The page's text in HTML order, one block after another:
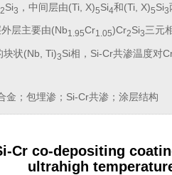
2Si3 ，中间层由(Ti, X)5Si4和(Ti, X)5Si3
层主要由(Nb1.95Cr1.05)Cr2Si3三元
块状(Nb, Ti)3Si相，Si-Cr共渗温度对
金；包埋渗；Si-Cr共渗；涂层结构
Cr co-depositing
ultrahigh